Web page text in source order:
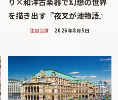
を描き出す『夜叉が池物語』
注目公演 2026年8月5日